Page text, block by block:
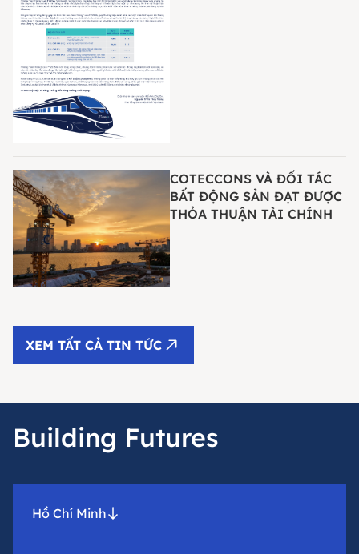
XEM TẤT CẢ TIN TỨC
COTECCONS VÀ ĐỐI TÁC
BẤT ĐỘNG SẢN ĐẠT ĐƯỢC
THỎA THUẬN TÀI CHÍNH
Building Futures
Hồ Chí Minh